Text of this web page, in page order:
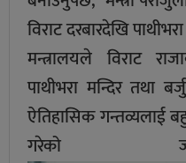
विराट दरबारदेखि
मन्त्रालयले विराट
पाथीभरा मन्दिर तथा
ऐतिहासिक गन्तव्यलाई
गरेको